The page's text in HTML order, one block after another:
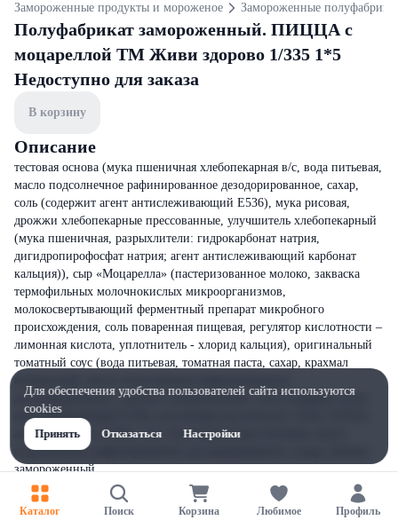
Замороженные продукты и мороженое Замороженные
Полуфабрикат замороженный. ПИЦЦА с
моцареллой ТМ Живи здорово 1/335 1*5
Недоступно для заказа
В корзину
Описание
тестовая основа (мука пшеничная хлебопекарная в/с, вода питьевая,
масло подсолнечное рафинированное дезодорированное, сахар,
соль (содержит агент антислеживающий Е536), мука рисовая,
дрожжи хлебопекарные прессованные, улучшитель хлебопекарный
(мука пшеничная, разрыхлители: гидрокарбонат натрия,
дигидропирофосфат натрия; агент антислеживающий карбонат
кальция)), сыр «Моцарелла» (пастеризованное молоко, закваска
термофильных молочнокислых микроорганизмов,
молокосвертывающий ферментный препарат микробного
происхождения, соль поваренная пищевая, регулятор кислотности –
лимонная кислота, уплотнитель - хлорид кальция), оригинальный
томатный соус (вода питьевая, томатная паста, сахар, крахмал
дезодорированное, базилик замороженный, соль (содержит агент
антислеживающий Е536), регуляторы кислотности: Е262, Е331iii;
антиокислитель Е300), соус чесночный (вода питьевая, масло
подсолнечное рафинированное дезодорированное, сахар, шпинат
замороженный,
Каталог Поиск Корзина Любимое Профиль
Для обеспечения удобства пользователей сайта используются
cookies
Принять
Отказаться Настройки